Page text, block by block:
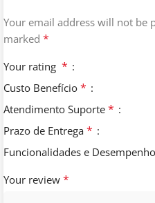
Your email address will not be
marked *
Your rating *
Custo Benefício *
Atendimento Suporte *
Prazo de Entrega *
Funcionalidades e Desempenho
Your review *